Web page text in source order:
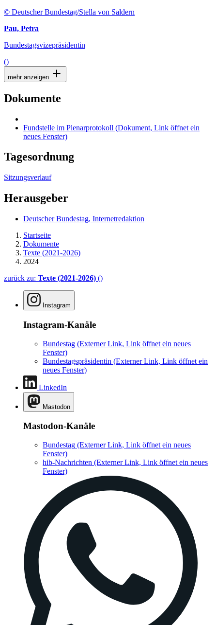
© Deutscher Bundestag/Stella von Saldern
Pau, Petra
Bundestagsvizepräsidentin
()
mehr anzeigen
Dokumente
Fundstelle im Plenarprotokoll (Dokument, Link öffnet ein
neues Fenster)
Tagesordnung
Sitzungsverlauf
Herausgeber
Deutscher Bundestag, Internetredaktion
Startseite
Dokumente
Texte (2021-2026)
2024
zurück zu: Texte (2021-2026) ()
Instagram
Instagram-Kanäle
Bundestag (Externer Link, Link öffnet ein neues
Fenster)
Bundestagspräsidentin (Externer Link, Link öffnet ein
neues Fenster)
LinkedIn
Mastodon
Mastodon-Kanäle
Bundestag (Externer Link, Link öffnet ein neues
Fenster)
hib-Nachrichten (Externer Link, Link öffnet ein neues
Fenster)